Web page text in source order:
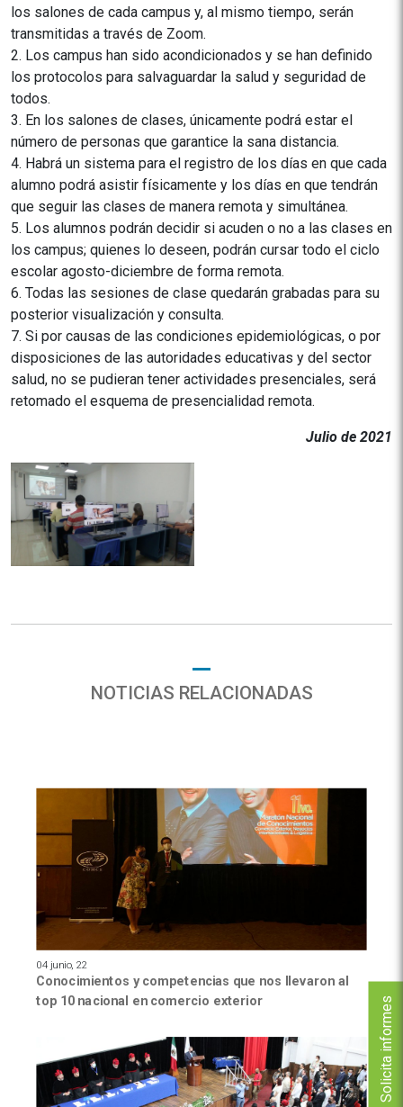
Solicita informes
los salones de cada campus y, al mismo tiempo, serán
transmitidas a través de Zoom.
2. Los campus han sido acondicionados y se han definido
los protocolos para salvaguardar la salud y seguridad de
todos.
3. En los salones de clases, únicamente podrá estar el
número de personas que garantice la sana distancia.
4. Habrá un sistema para el registro de los días en que cada
alumno podrá asistir físicamente y los días en que tendrán
que seguir las clases de manera remota y simultánea.
5. Los alumnos podrán decidir si acuden o no a las clases en
los campus; quienes lo deseen, podrán cursar todo el ciclo
escolar agosto-diciembre de forma remota.
6. Todas las sesiones de clase quedarán grabadas para su
posterior visualización y consulta.
7. Si por causas de las condiciones epidemiológicas, o por
disposiciones de las autoridades educativas y del sector
salud, no se pudieran tener actividades presenciales, será
retomado el esquema de presencialidad remota.
Julio de 2021
NOTICIAS RELACIONADAS
04 junio, 22
Conocimientos y competencias que nos llevaron al
top 10 nacional en comercio exterior